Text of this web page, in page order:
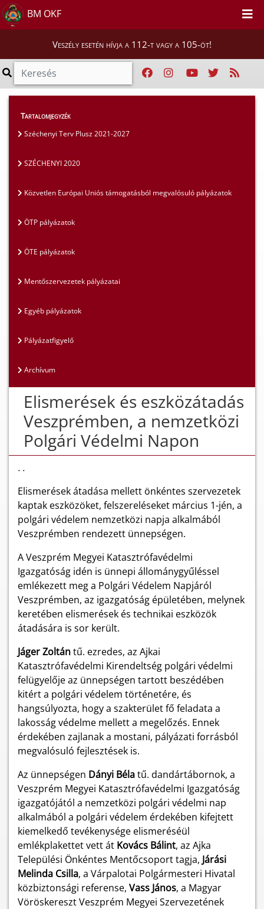
BM OKF
Veszély esetén hívja a 112-t vagy a 105-öt!
Szakmai tájékoztatók
SZÉCHENYI 2020
Tartalomjegyzék
Széchenyi Terv Plusz 2021-2027
SZÉCHENYI 2020
Közvetlen Európai Uniós támogatásból megvalósuló pályázatok
ÖTP pályázatok
ÖTE pályázatok
Mentőszervezetek pályázatai
Egyéb pályázatok
Pályázatfigyelő
Archívum
Elismerések és eszközátadás
Veszprémben, a nemzetközi
Polgári Védelmi Napon
. .
Elismerések átadása mellett önkéntes szervezetek
kaptak eszközöket, felszereléseket március 1-jén, a
polgári védelem nemzetközi napja alkalmából
Veszprémben rendezett ünnepségen.
A Veszprém Megyei Katasztrófavédelmi
Igazgatóság idén is ünnepi állománygyűléssel
emlékezett meg a Polgári Védelem Napjáról
Veszprémben, az igazgatóság épületében, melynek
keretében elismerések és technikai eszközök
átadására is sor került.
Jáger Zoltántű. ezredes, az Ajkai
Katasztrófavédelmi Kirendeltség polgári védelmi
felügyelője az ünnepségen tartott beszédében
kitért a polgári védelem történetére, és
hangsúlyozta, hogy a szakterület fő feladata a
lakosság védelme mellett a megelőzés. Ennek
érdekében zajlanak a mostani, pályázati forrásból
megvalósuló fejlesztések is.
Az ünnepségen Dányi Bélatű. dandártábornok, a
Veszprém Megyei Katasztrófavédelmi Igazgatóság
igazgatójától a nemzetközi polgári védelmi nap
alkalmából a polgári védelem érdekében kifejtett
kiemelkedő tevékenysége elismeréséül
emlékplakettet vett át Kovács Bálint, az Ajka
Települési Önkéntes Mentőcsoport tagja, Járási
Melinda Csilla, a Várpalotai Polgármesteri Hivatal
közbiztonsági referense, Vass János, a Magyar
Vöröskereszt Veszprém Megyei Szervezetének